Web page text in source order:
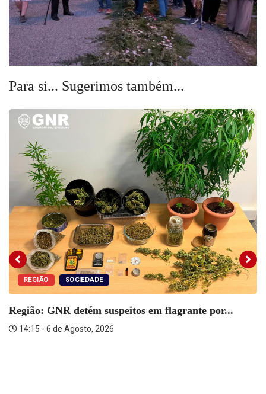
Para si... Sugerimos também...
REGIÃO SOCIEDADE
Região: GNR detém suspeitos em flagrante por...
14:15 - 6 de Agosto, 2026